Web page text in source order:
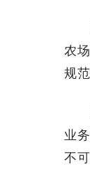
农
规
业
不